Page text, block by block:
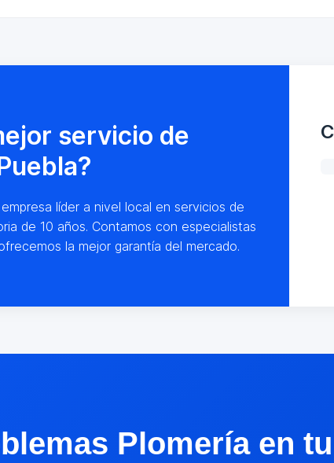
servicio de
líder a nivel local en servicios de
de 10 años. Contamos con especialistas
la mejor garantía del mercado.
Plomería en tu